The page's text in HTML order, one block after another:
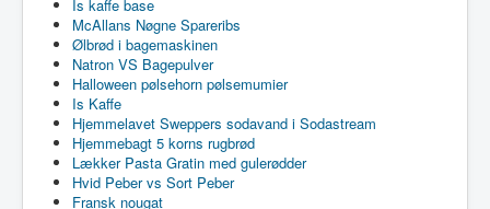
Is kaffe base
McAllans Nøgne Spareribs
Ølbrød i bagemaskinen
Natron VS Bagepulver
Halloween pølsehorn pølsemumier
Is Kaffe
Hjemmelavet Sweppers sodavand i Sodastream
Hjemmebagt 5 korns rugbrød
Lækker Pasta Gratin med gulerødder
Hvid Peber vs Sort Peber
Fransk nougat